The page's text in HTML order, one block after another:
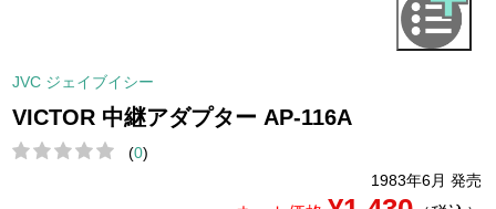
JVC ジェイブイシー
VICTOR 中継アダプター AP-116A
(0)
1983年6月 発売